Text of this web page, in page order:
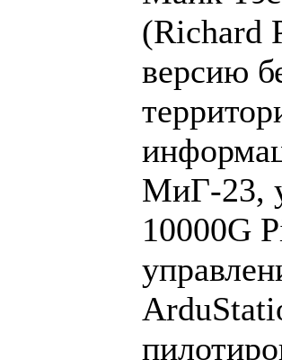
(Richard
версию
МиГ-23,
10000G